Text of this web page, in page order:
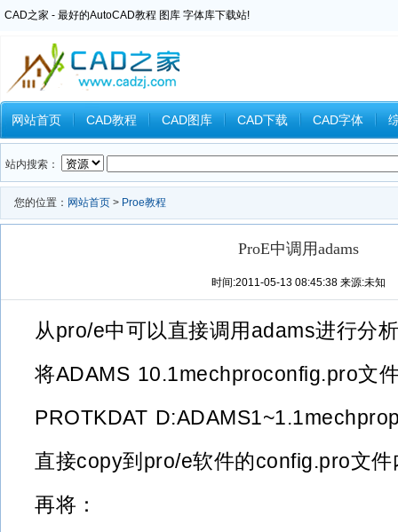
CAD之家 - 最好的AutoCAD教程 图库 字体库下载站!
网站首页 CAD教程 CAD图库 CAD下载 CAD字体
Inventor教程 Ansys教程 CAXA教程 中望CAD Catia教
站内搜索：
您的位置： 网站首页 > Proe教程
ProE中调用adams
时间:2011-05-13 08:45:38 来源:未知
从pro/e中可以直接调用adams进行分
将ADAMS 10.1mechproconfig.pro文
PROTKDAT
直接copy到pro/e软件的config.pro文件
再将：